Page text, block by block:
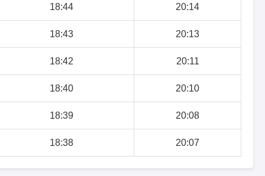
18:44 20:14
18:43 20:13
18:42 20:11
18:40 20:10
18:39 20:08
18:38 20:07